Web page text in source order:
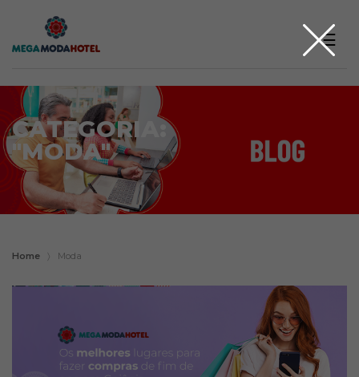
☰
CATEGORIA:
"MODA"
Home 〉 Moda